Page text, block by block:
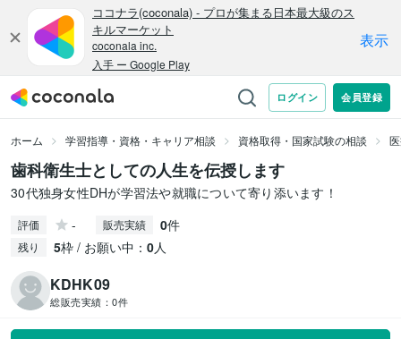
ホーム 学習指導・資格・キャリア相談 資格取得・国家試験の相談
歯科衛生士としての人生を伝授します
30代独身女性DHが学習法や就職について寄り添います！
評価 - 販売実績 0件
残り 5枠 / お願い中： 0人
KDHK09
総販売実績： 0件